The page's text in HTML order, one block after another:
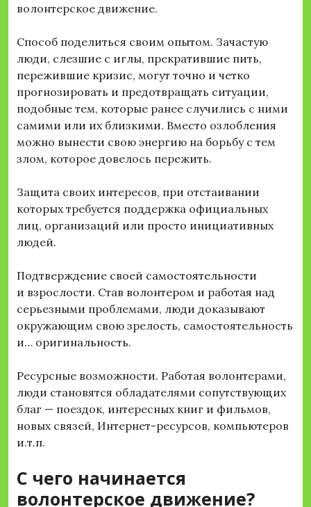
волонтерское движение.
Способ поделиться своим опытом. Зачастую
люди, слезшие с иглы, прекратившие пить,
пережившие кризис, могут точно и четко
прогнозировать и предотвращать ситуации,
подобные тем, которые ранее случились с ними
самими или их близкими. Вместо озлобления
можно вынести свою энергию на борьбу с тем
злом, которое довелось пережить.
Защита своих интересов, при отстаивании
которых требуется поддержка официальных
лиц, организаций или просто инициативных
людей.
Подтверждение своей самостоятельности
и взрослости. Став волонтером и работая над
серьезными проблемами, люди доказывают
окружающим свою зрелость, самостоятельность
и… оригинальность.
Ресурсные возможности. Работая волонтерами,
люди становятся обладателями сопутствующих
благ — поездок, интересных книг и фильмов,
новых связей, Интернет-ресурсов, компьютеров
и.т.п.
С чего начинается
волонтерское движение?